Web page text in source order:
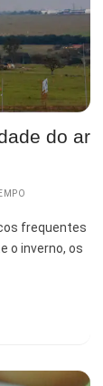
do ar
frequentes
o inverno, os